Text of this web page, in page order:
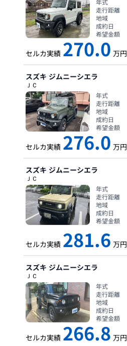
年式
走行距離
地域
成約日
希望金額
セルカ実績 270.0 万円
スズキ ジムニーシエラ
ＪＣ
年式
走行距離
地域
成約日
希望金額
セルカ実績 276.0 万円
スズキ ジムニーシエラ
ＪＣ
年式
走行距離
地域
成約日
希望金額
セルカ実績 281.6 万円
スズキ ジムニーシエラ
ＪＣ
年式
走行距離
地域
成約日
希望金額
セルカ実績 266.8 万円